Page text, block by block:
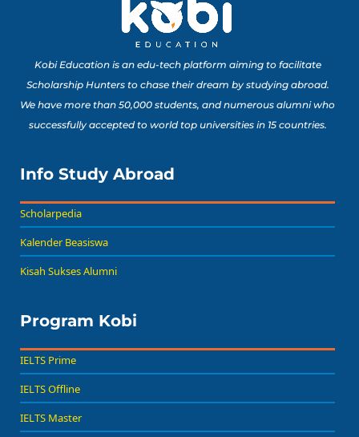
Kobi Education is an edu-tech platform aiming to facilitate
Scholarship Hunters to chase their dream by studying abroad.
We have more than 50,000 students, and numerous alumni who
successfully accepted to world top universities in 15 countries.
Info Study Abroad
Scholarpedia
Kalender Beasiswa
Kisah Sukses Alumni
Program Kobi
IELTS Prime
IELTS Offline
IELTS Master